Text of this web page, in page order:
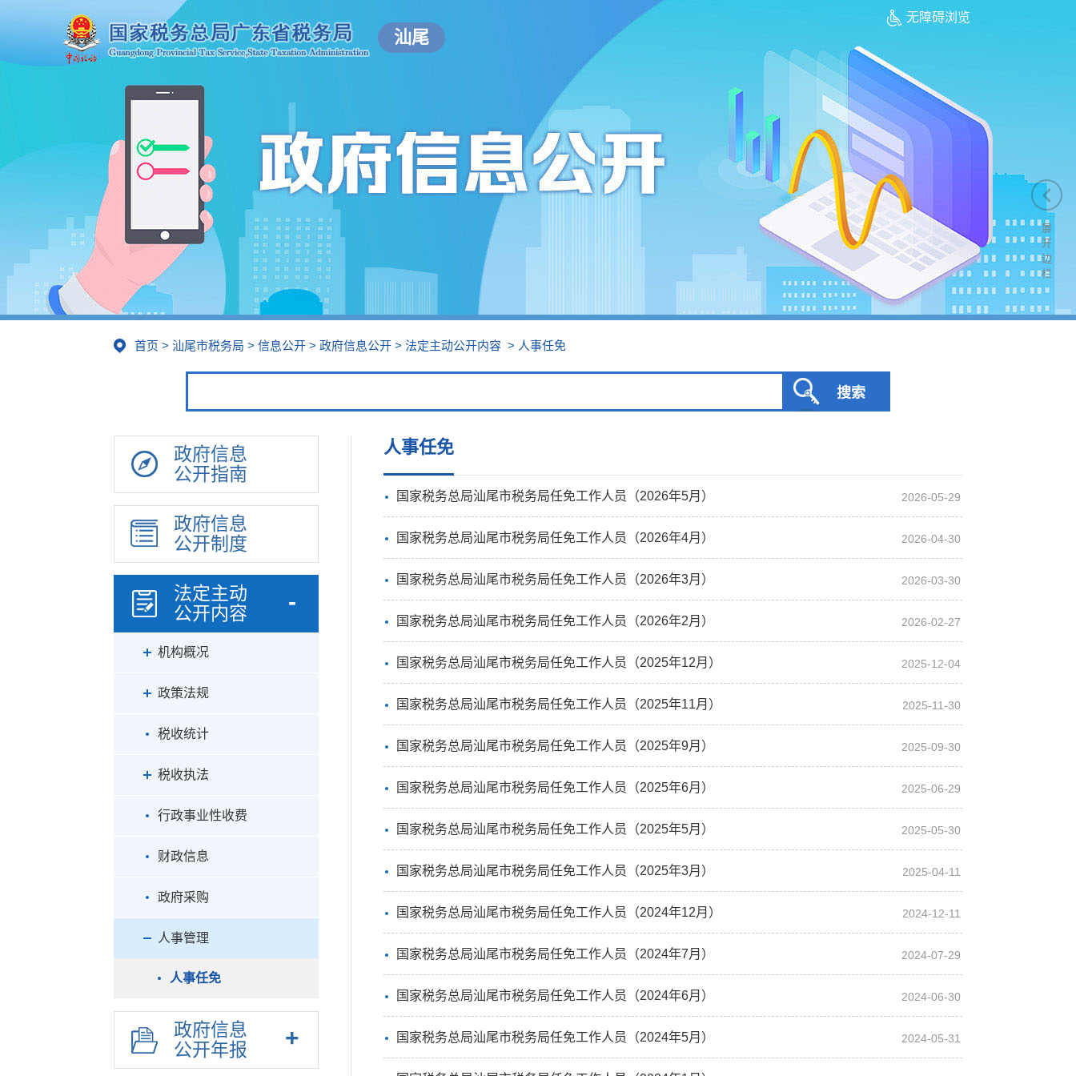
汕尾
无障碍浏览
首页 > 汕尾市税务局 > 信息公开 > 政府信息公开 > 法定主动公开内容 > 人事任免
政府信息
公开指南
政府信息
公开制度
法定主动
公开内容
机构概况
政策法规
税收统计
税收执法
行政事业性收费
财政信息
政府采购
人事管理
人事任免
政府信息
公开年报
人事任免
国家税务总局汕尾市税务局任免工作人员（2026年5月） 2026-05-29
国家税务总局汕尾市税务局任免工作人员（2026年4月） 2026-04-30
国家税务总局汕尾市税务局任免工作人员（2026年3月） 2026-03-30
国家税务总局汕尾市税务局任免工作人员（2026年2月） 2026-02-27
国家税务总局汕尾市税务局任免工作人员（2025年12月） 2025-12-04
国家税务总局汕尾市税务局任免工作人员（2025年11月） 2025-11-30
国家税务总局汕尾市税务局任免工作人员（2025年9月） 2025-09-30
国家税务总局汕尾市税务局任免工作人员（2025年6月） 2025-06-29
国家税务总局汕尾市税务局任免工作人员（2025年5月） 2025-05-30
国家税务总局汕尾市税务局任免工作人员（2025年3月） 2025-04-11
国家税务总局汕尾市税务局任免工作人员（2024年12月） 2024-12-11
国家税务总局汕尾市税务局任免工作人员（2024年7月） 2024-07-29
国家税务总局汕尾市税务局任免工作人员（2024年6月） 2024-06-30
国家税务总局汕尾市税务局任免工作人员（2024年5月） 2024-05-31
展
开
边
栏